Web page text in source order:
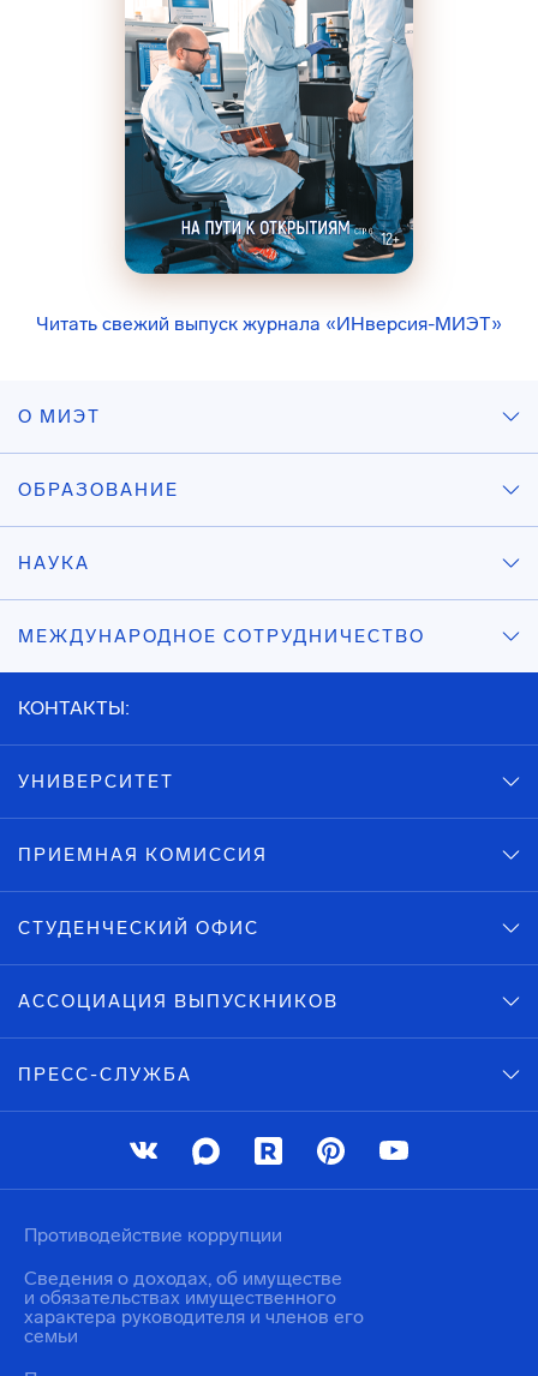
Читать свежий выпуск журнала «ИНверсия-МИЭТ»
О МИЭТ
ОБРАЗОВАНИЕ
НАУКА
МЕЖДУНАРОДНОЕ СОТРУДНИЧЕСТВО
КОНТАКТЫ:
УНИВЕРСИТЕТ
ПРИЕМНАЯ КОМИССИЯ
СТУДЕНЧЕСКИЙ ОФИС
АССОЦИАЦИЯ ВЫПУСКНИКОВ
ПРЕСС-СЛУЖБА
Противодействие коррупции
Сведения о доходах, об имуществе
и обязательствах имущественного
характера руководителя и членов его
семьи